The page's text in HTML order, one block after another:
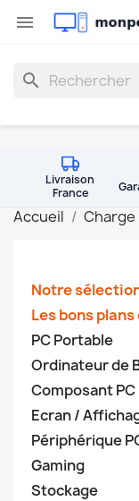

search
Livraison
France
Accueil Charge
Notre
Les bons
PC Portable
Ordinateur de
Composant PC
Ecran /
Périphérique
Gaming
Stockage